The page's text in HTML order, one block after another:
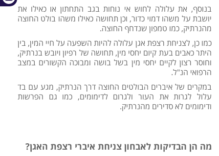
בנוסף, את עלולה לחוש אי נוחות בגב התחתון או כאילו את
יושבת על משהו דמוי כדור, וכן תחושה כאילו משהו בולט החוצה
מהנרתיק, כמו טמפון שנדחף החוצה.
כמו כן, לצניחת רצפת אגן עלולה להיות השפעה על חיי המין, בין
היתר כאבים בעת קיום יחסי מין, תחושה של רפיון ויובש בנרתיק,
וחוסר רצון לקיים יחסי מין בשל בושה ומבוכה הקשורים במצב
הרפואי הנ"ל.
במקרים של איברים הבולטים החוצה דרך הנרתיק, מגע עם בד
עלול לגרות את העור ולגרום לדימומים, כמו גם הפרשות
ודימומים לא סדירים מהנרתיק.
מה הן הבדיקות לאבחון צניחת איברי רצפת האגן?